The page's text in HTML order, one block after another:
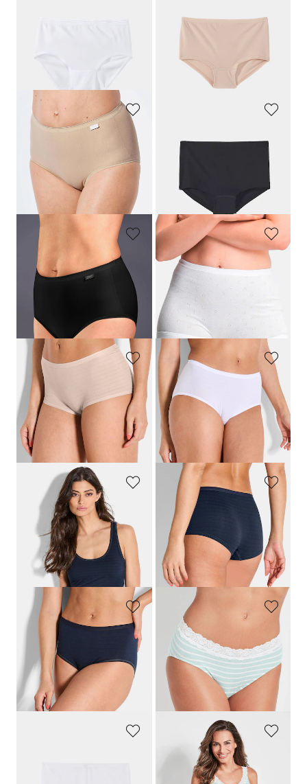
Laagste prijs van de afgelopen 30
Twee slips
14,00 €
Laagste prijs van de afgelopen 30
dagen**: 15,99 €
(-12%)
13,96 €
Laagste prijs van de afgelopen 30
dagen**: 15,95 €
(-12%)
Twee slips
14,00 €
Laagste prijs van de afgelopen 30
dagen**: 15,99 €
SPEIDEL
Corrigerende tailleslip
13,96 €19,95 €
Laagste prijs van de afgelopen 30
dagen**: 15,95 €
(-12%)
SPEIDEL
Shorts, set van 2
24,95 €
SPEIDEL
Hipster in gestreepte look
11,97 €19,95 €
Laagste prijs van de afgelopen 30
dagen**: 13,97 € (-14%)
SPEIDEL
Tailleslip in gestreepte look
11,97 €
19,95 €
Laagste prijs van de afgelopen 30
dagen**: 13,97 €
(-14%)
Gestreept hemd
24,95 €
Laagste prijs van de afgelopen 30
dagen**: 17,47 €
SPEIDEL
Hipster in gestreepte look
11,97 €19,95 €
Laagste prijs van de afgelopen 30
dagen**: 13,97 €
SPEIDEL
Tailleslip in gestreepte look
11,97 €
19,95 €
Laagste prijs van de afgelopen 30
dagen**: 13,97 €
SPEIDEL
Viscose tailleslip met kant
9,97 €19,95 €
Laagste prijs van de afgelopen 30
dagen**: 11,96 €
(-16%)
Viscose hemd met kant
29,95 €